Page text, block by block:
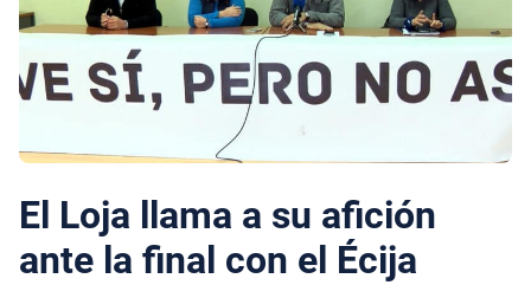
El Loja llama a su afición
ante la final con el Écija